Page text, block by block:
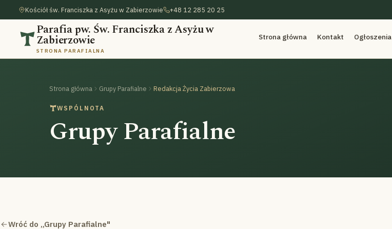
Kościół św. Franciszka z Asyżu w Zabierzowie +48 12 285 20 25
Parafia pw. Św. Franciszka z Asyżu w
Zabierzowie
STRONA PARAFIALNA
Strona główna Kontakt Ogłoszenia
Strona główna Grupy Parafialne Redakcja Życia Zabierzowa
WSPÓLNOTA
Grupy Parafialne
Wróć do „Grupy Parafialne"